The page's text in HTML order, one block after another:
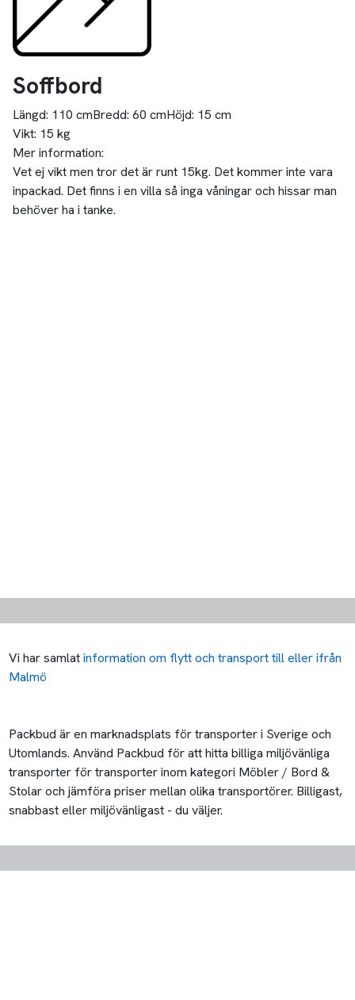
Soffbord
Längd: 110 cmBredd: 60 cmHöjd: 15 cm
Vikt: 15 kg
Mer information:
Vet ej vikt men tror det är runt 15kg. Det kommer inte vara
inpackad. Det finns i en villa så inga våningar och hissar man
behöver ha i tanke.
Vi har samlatinformation om flytt och transport till eller ifrån
Malmö
Packbud är en marknadsplats för transporter i Sverige och
Utomlands. Använd Packbud för att hitta billiga miljövänliga
transporter för transporter inom kategori Möbler / Bord &
Stolar och jämföra priser mellan olika transportörer. Billigast,
snabbast eller miljövänligast - du väljer.